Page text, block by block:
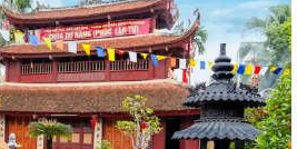
tịch HĐND xã tiếp xúc, đối thoại với công
báo và niêm yết thông báo thu hồi đất và